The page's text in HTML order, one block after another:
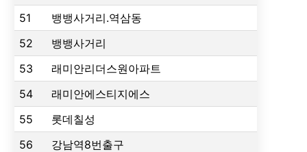
51
뱅뱅사거리.역삼동
52
뱅뱅사거리
53
래미안리더스원아파트
54
래미안에스티지에스
55
롯데칠성
56
강남역8번출구